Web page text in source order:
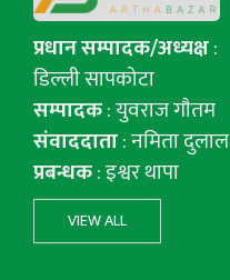
प्रधान सम्पादक/अध्यक्ष:
डिल्ली सापकोटा
सम्पादक: युवराज गाैतम
संवाददाता: नमिता दुलाल
प्रबन्धक: इश्वर थापा
VIEW ALL